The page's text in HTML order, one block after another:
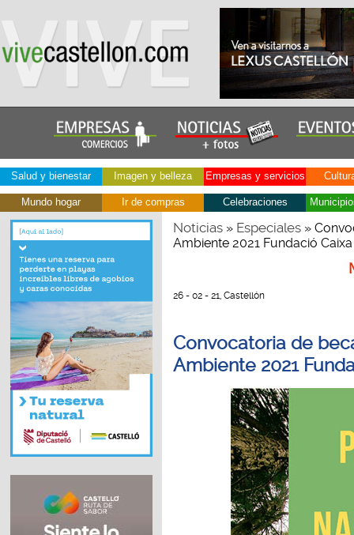
Salud y bienestar Imagen y belleza Empresas y servicios
Mundo hogar Ir de compras Celebraciones
Noticias» Especiales»
Ambiente 2021 Fundació
26 - 02 - 21, Castellón
Convocatoria de
Ambiente 2021